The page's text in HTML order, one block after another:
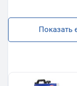
Показать